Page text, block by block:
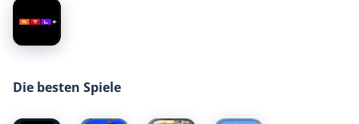
Die besten Spiele